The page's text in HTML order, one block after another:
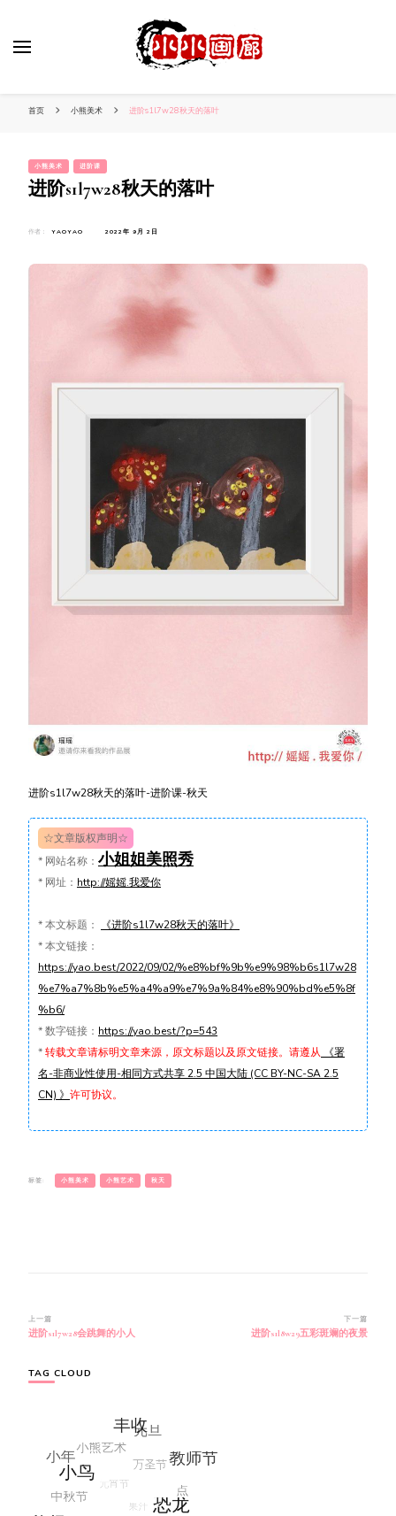
首页 小熊美术 进阶s1l7w28秋天的落叶
小熊美术 进阶课
进阶s1l7w28秋天的落叶
作者： YAOYAO 2022年 9月 2日
进阶s1l7w28秋天的落叶-进阶课-秋天
☆文章版权声明☆
* 网站名称： 小姐姐美照秀
* 网址： http://媱媱.我爱你
*本文标题：
《进阶s1l7w28秋天的落叶》
*本文链接：
https://yao.best/2022/09/02/%e8%bf%9b%e9%98%b6s1l7w28
%e7%a7%8b%e5%a4%a9%e7%9a%84%e8%90%bd%e5%8f
%b6/
*数字链接： https://yao.best/?p=543
*转载文章请标明文章来源，原文标题以及原文链接。请遵从 《署
名-非商业性使用-相同方式共享 2.5 中国大陆 (CC BY-NC-SA 2.5
CN) 》 许可协议。
标签: 小熊美术 小熊艺术 秋天
博
文
航
上一篇
进阶s1l7w28会跳舞的小人
下一篇
进阶s1l8w29五彩斑斓的夜景
TAG CLOUD